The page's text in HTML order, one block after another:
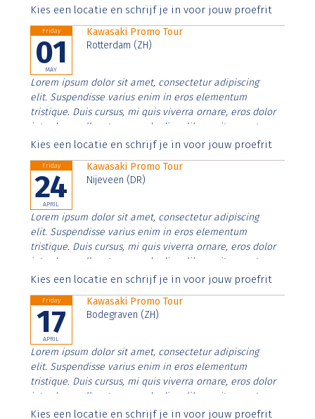
Aenean faucibus nibh et justo cursus id rutrum lorem
Kies een locatie en schrijf je in voor jouw proefrit
Friday
01
MAY
Kawasaki Promo Tour
Rotterdam (ZH)
Lorem ipsum dolor sit amet, consectetur adipiscing
elit. Suspendisse varius enim in eros elementum
tristique. Duis cursus, mi quis viverra ornare, eros dolor
interdum nulla, ut commodo diam libero vitae erat.
Aenean faucibus nibh et justo cursus id rutrum lorem
Kies een locatie en schrijf je in voor jouw proefrit
Friday
24
APRIL
Kawasaki Promo Tour
Nijeveen (DR)
Lorem ipsum dolor sit amet, consectetur adipiscing
elit. Suspendisse varius enim in eros elementum
tristique. Duis cursus, mi quis viverra ornare, eros dolor
interdum nulla, ut commodo diam libero vitae erat.
Aenean faucibus nibh et justo cursus id rutrum lorem
Kies een locatie en schrijf je in voor jouw proefrit
Friday
17
APRIL
Kawasaki Promo Tour
Bodegraven (ZH)
Lorem ipsum dolor sit amet, consectetur adipiscing
elit. Suspendisse varius enim in eros elementum
tristique. Duis cursus, mi quis viverra ornare, eros dolor
interdum nulla, ut commodo diam libero vitae erat.
Aenean faucibus nibh et justo cursus id rutrum lorem
Kies een locatie en schrijf je in voor jouw proefrit